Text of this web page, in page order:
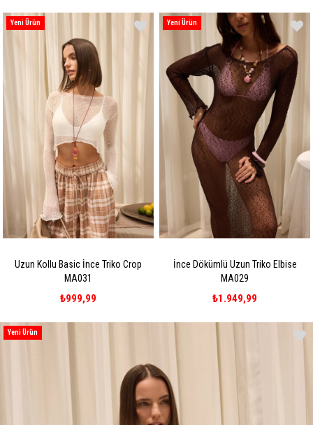
Uzun Kollu Basic İnce Triko Crop
MA031
₺999,99
Yeni Ürün
İnce Dökümlü Uzun Triko Elbise
MA029
₺1.949,99
Yeni Ürün
Yeni Ürün